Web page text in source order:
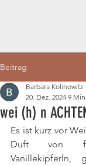
Beitrag
wei (h) n
Barbara Kolinowitz
20. Dez. 2024 9
Es ist kurz vor
Duft von
Vanillekipferln,